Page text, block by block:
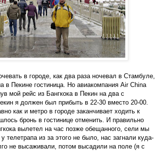
в городе, как два раза ночевал в Стамбуле,
в Пекине гостиница. Но авиакомпания Air China
мой рейс из Бангкока в Пекин на два с
я должен был прибыть в 22-30 вместо 20-00.
как и метро в городе заканчивает ходить к
бронь в гостинице отменить. И правильно
вылетел на час позже обещанного, сели мы
телетрапа из за этого не было, нас загнали куда-
не высаживали, потом высадили на поле (я с